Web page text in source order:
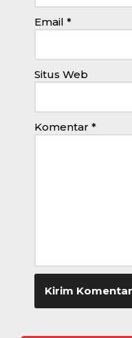
Email *
Situs Web
Komentar *